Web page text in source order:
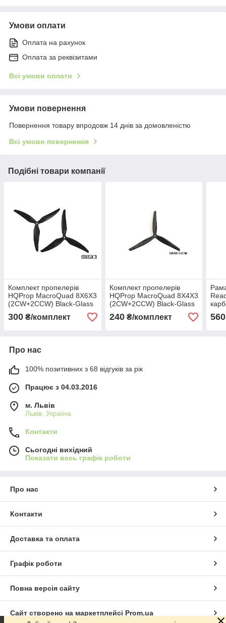
Умови оплати
Оплата на рахунок
Оплата за реквізитами
Всі умови оплати
Умови повернення
Повернення товару впродовж 14 днів за домовленістю
Всі умови повернення
Подібні товари компанії
Комплект пропелерів
HQProp MacroQuad 8X6X3
(2CW+2CCW) Black-Glass
Fiber Reinforced Nylon
300 ₴/комплект
Комплект пропелерів
HQProp MacroQuad 8X4X3
(2CW+2CCW) Black-Glass
Fiber Reinforced Nylon
240₴/комплект 560
Про нас
100% позитивних з 68 відгуків за рік
Працює з 04.03.2016
м. Львів
Львів, Україна
Контакти
Сьогодні вихідний
Показати весь графік роботи
Про нас
Контакти
Доставка та оплата
Графік роботи
Повна версія сайту
Сайт створено на маркетплейсі Prom.ua